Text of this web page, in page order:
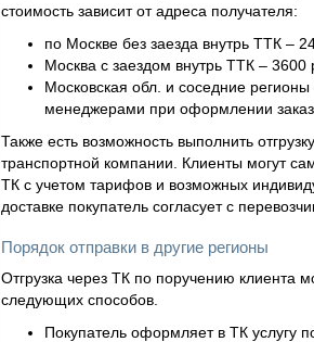
стоимость зависит от адреса получателя:
по Москве без заезда внутрь ТТК –
Москва с заездом внутрь ТТК – 3600
Московская обл. и соседние
менеджерами при оформлении
Также есть возможность выполнить
транспортной компании. Клиенты могут
ТК с учетом тарифов и возможных
доставке покупатель согласует с
Порядок отправки в другие регионы
Отгрузка через ТК по поручению клиента
следующих способов.
Покупатель оформляет в ТК услугу